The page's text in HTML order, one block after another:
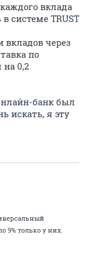
вклада
системе TRUST
вкладов через
по
0,2
банк был
искать, я эту
9% только у них.